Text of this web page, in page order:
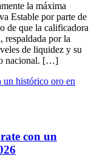
la máxima
Estable por parte de
de que la calificadora
respaldada por la
de liquidez y su
nacional. […]
con un